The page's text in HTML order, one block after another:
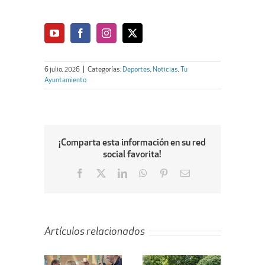
6 julio, 2026 Categorías: Deportes, Noticias,
Tu
Ayuntamiento
¡Comparta esta información en su red
social favorita!
Facebook
LinkedInWhatsApp
PinterestEmail
Artículos relacionados